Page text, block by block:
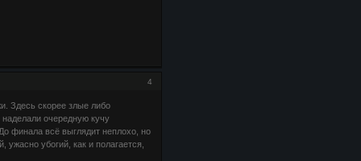
4
Здесь скорее злые либо
очередную кучу
финала всё выглядит неплохо, но
убогий, как и полагается,